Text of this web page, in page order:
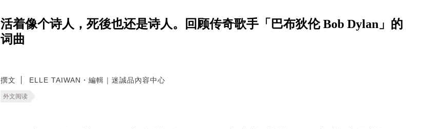
活着像个诗人，死後也还是诗人。回顾传奇歌手「巴布狄伦 Bob Dylan」的
词曲
撰文 ELLE TAIWAN・編輯｜迷誠品內容中心
外文阅读